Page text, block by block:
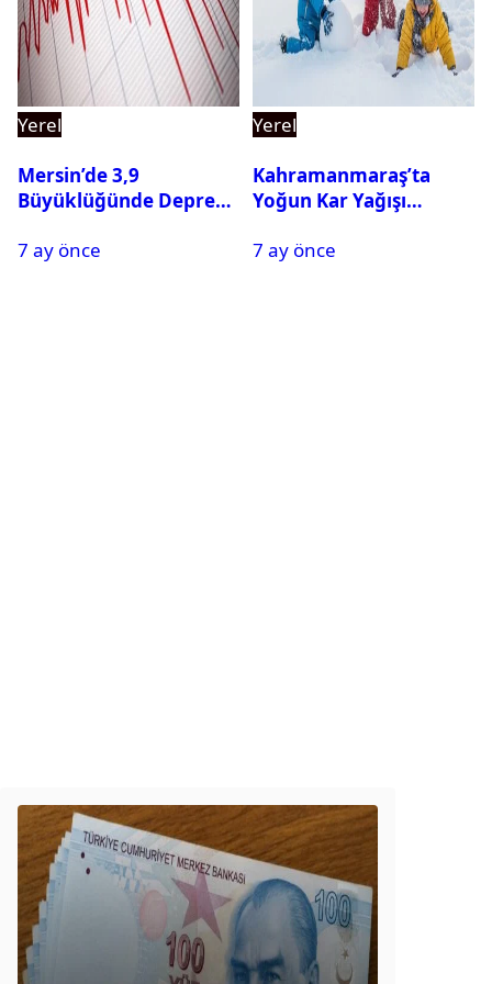
Yerel
Mersin’de 3,9
Büyüklüğünde Deprem
7 ay önce
Yerel
Kahramanmaraş’ta
Yoğun Kar Yağışı
Tatil
7 ay önce